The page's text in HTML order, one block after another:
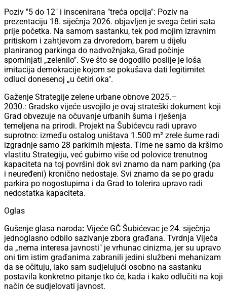
Poziv "5 do 12" i inscenirana "treća opcija": Poziv na
prezentaciju 18. siječnja 2026. objavljen je svega četiri sata
prije početka. Na samom sastanku, tek pod mojim izravnim
pritiskom i zahtjevom za drvoredom, barem u dijelu
planiranog parkinga do nadvožnjaka, Grad počinje
spominjati „zelenilo". Sve što se dogodilo poslije je loša
imitacija demokracije kojom se pokušava dati legitimitet
odluci donesenoj „u četiri oka".
Gaženje Strategije zelene urbane obnove 2025.–
2030.: Gradsko vijeće usvojilo je ovaj strateški dokument koji
Grad obvezuje na očuvanje urbanih šuma i rješenja
temeljena na prirodi. Projekt na Šubićevcu radi upravo
suprotno: između ostalog uništava 1.500 m² zrele šume radi
izgradnje samo 28 parkirnih mjesta. Time ne samo da kršimo
vlastitu Strategiju, već gubimo više od polovice trenutnog
kapaciteta na toj površini dok svi znamo da nam parking (pa
i neuređeni) kronično nedostaje. Svi znamo da se po gradu
parkira po nogostupima i da Grad to tolerira upravo radi
nedostatka kapaciteta.
Oglas
Gušenje glasa naroda: Vijeće GČ Šubićevac je 24. siječnja
jednoglasno odbilo sazivanje zbora građana. Tvrdnja Vijeća
da „nema interesa javnosti" je vrhunac cinizma, jer su upravo
oni tim istim građanima zabranili jedini službeni mehanizam
da se očituju, iako sam sudjelujući osobno na sastanku
postavila konkretno pitanje tko će, kada i kako odlučiti na koji
način će sudjelovati javnost.